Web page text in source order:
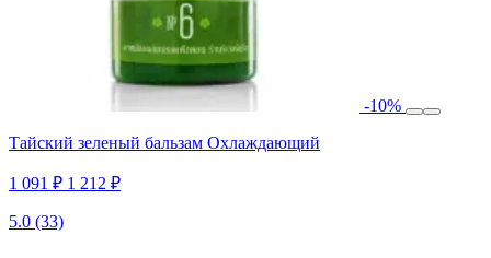
-10%
Тайский зеленый бальзам Охлаждающий
1 091 ₽ 1 212 ₽
5.0 (33)